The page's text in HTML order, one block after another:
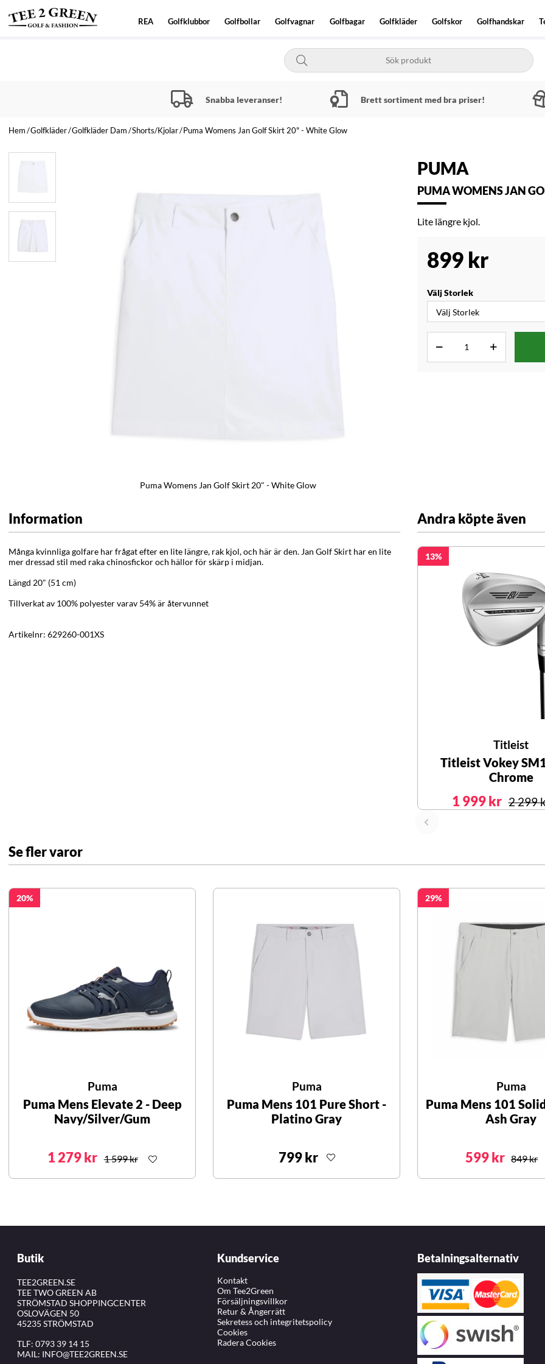
REA Golfklubbor Golfbollar Golfvagnar Golfbagar Golfkläder Golfskor Golfhandskar
Snabba leveranser! Brett sortiment med bra priser!
Hem Golfkläder Golfkläder Dam Shorts/Kjolar Puma Womens Jan Golf Skirt 20" - White Glow
Puma Womens Jan Golf Skirt 20" - White Glow
PUMA
PUMA WOMENS JAN
Lite längre kjol.
899 kr
Välj Storlek
Information
Många kvinnliga golfare har frågat efter en lite längre, rak kjol, och här är den. Jan Golf Skirt har en lite
mer dressad stil med raka chinosfickor och hällor för skärp i midjan.
Längd 20" (51 cm)
Tillverkat av 100% polyester varav 54% är återvunnet
Artikelnr: 629260-001XS
Andra köpte även
13
Titleist
Titleist Vokey
Chrome
1 999 kr 2 299
Se fler varor
20
Puma
Puma Mens Elevate 2 - Deep
Navy/Silver/Gum
1 279 kr 1 599 kr
Puma
Puma Mens 101 Pure Short -
Platino Gray
799 kr
29
Puma
Puma Mens 101
Ash Gray
599 kr 849 kr
Butik
TEE2GREEN.SE
TEE TWO GREEN AB
STRÖMSTAD SHOPPINGCENTER
OSLOVÄGEN 50
45235 STRÖMSTAD
TLF: 0793 39 14 15
MAIL: INFO@TEE2GREEN.SE
Kundservice
Kontakt
Om Tee2Green
Försäljningsvillkor
Retur & Ångerrätt
Sekretess och integritetspolicy
Cookies
Radera Cookies
Betalningsalternativ